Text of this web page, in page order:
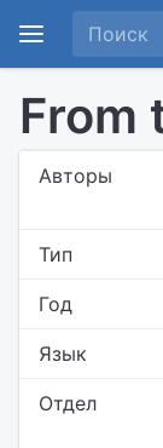
From
Авторы
Тип
Год
Язык
Отдел